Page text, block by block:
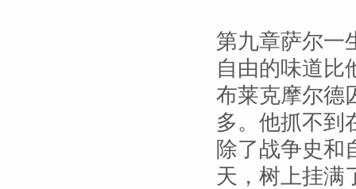
第九章萨尔一
自由的味道比
布莱克摩尔德
多。他抓不到
除了战争史和
天，树上挂满